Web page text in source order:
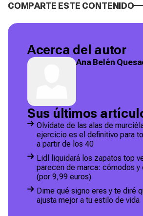
COMPARTE ESTE CONTENIDO
Acerca del autor
Ana Belén
Sus últimos
Olvídate de las alas de
ejercicio es el definitivo para
a partir de los 40
Lidl liquidará los zapatos top
parecen de marca: cómodos y
(por 9,99 euros)
Dime qué signo eres y te diré
ajusta mejor a tu estilo de vida